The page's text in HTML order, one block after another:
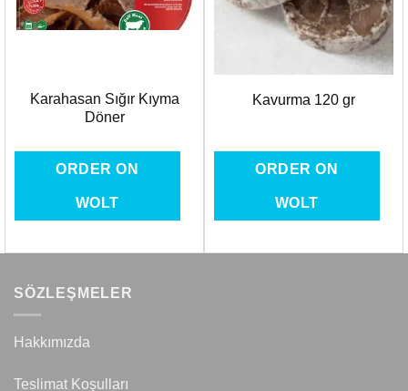
Karahasan Sığır Kıyma
Döner
ORDER ON
WOLT
Kavurma 120 gr
ORDER ON
WOLT
SÖZLEŞMELER
Hakkımızda
Teslimat Koşulları